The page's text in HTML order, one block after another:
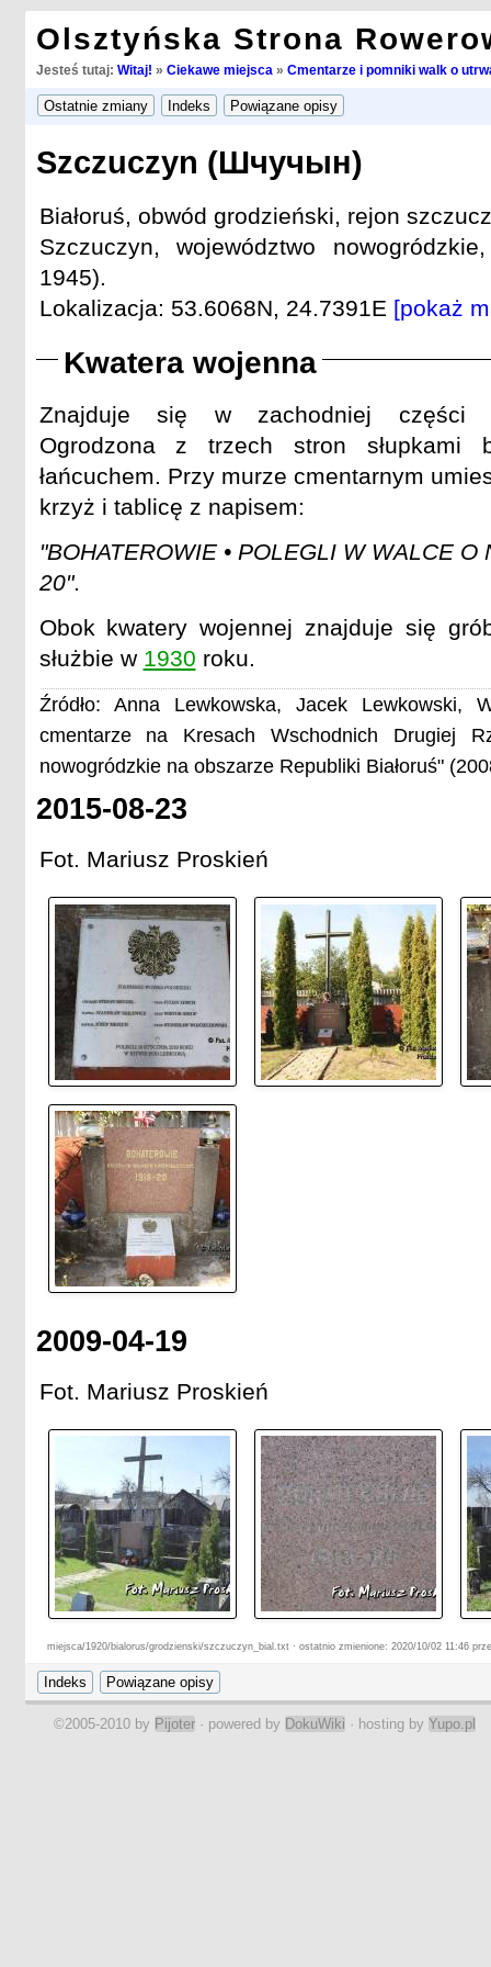
Olsztyńska Strona
Jesteś tutaj: Witaj! » Ciekawe miejsca » Cmentarze i pomniki walk o
Szczuczyn (Шчучын)
Białoruś, obwód grodzieński, rejon
Szczuczyn, województwo
1945).
Lokalizacja: 53.6068N, 24.7391E [pokaż
Kwatera wojenna
Znajduje się w zachodniej części
Ogrodzona z trzech stron słupkami
łańcuchem. Przy murze cmentarnym
krzyż i tablicę z napisem:
"BOHATEROWIE • POLEGLI W WALCE O
20".
Obok kwatery wojennej znajduje się
służbie w 1930 roku.
Źródło: Anna Lewkowska, Jacek Lewkowski,
cmentarze na Kresach Wschodnich Drugiej
nowogródzkie na obszarze Republiki Białoruś"
2015-08-23
Fot. Mariusz Proskień
2009-04-19
Fot. Mariusz Proskień
miejsca/1920/bialorus/grodzienski/szczuczyn_bial.txt · ostatnio zmienione: 2020/10/02 11:46
©2005-2010 by Pijoter · powered by DokuWiki · hosting by Yupo.pl